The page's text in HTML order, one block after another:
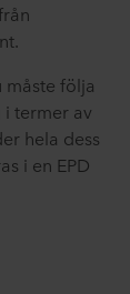
måste följa
termer av
hela dess
i en EPD